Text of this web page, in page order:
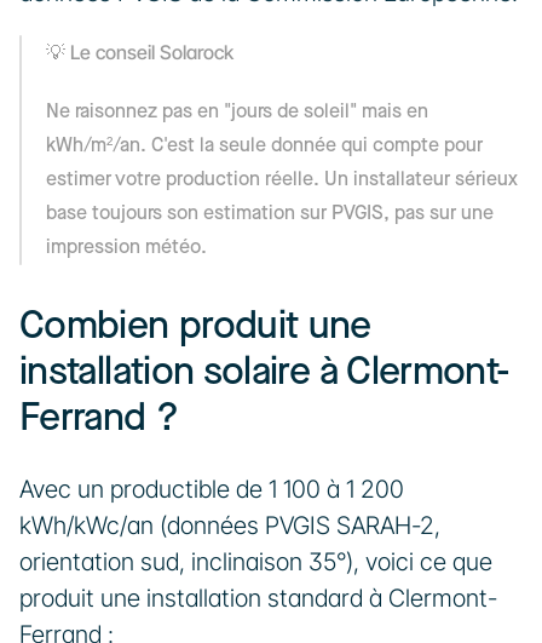
💡 Le conseil Solarock
Ne raisonnez pas en "jours de soleil" mais en
kWh/m²/an. C'est la seule donnée qui compte pour
estimer votre production réelle. Un installateur sérieux
base toujours son estimation sur PVGIS, pas sur une
impression météo.
Combien produit une
installation solaire à Clermont-
Ferrand ?
Avec un productible de 1 100 à 1 200
kWh/kWc/an (données PVGIS SARAH-2,
orientation sud, inclinaison 35°), voici ce que
produit une installation standard à Clermont-
Ferrand :